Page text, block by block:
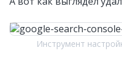
Инструмент